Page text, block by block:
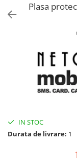
Motoburghie si
Accesorii
Drujbe, fierastraie
Drujbe pe benzina
Drujbe cu
Consumabile
Drujbe electrice
Unelte electrice
Batoze - mori
Plasa
IN STOC
Durata de livrare: 1